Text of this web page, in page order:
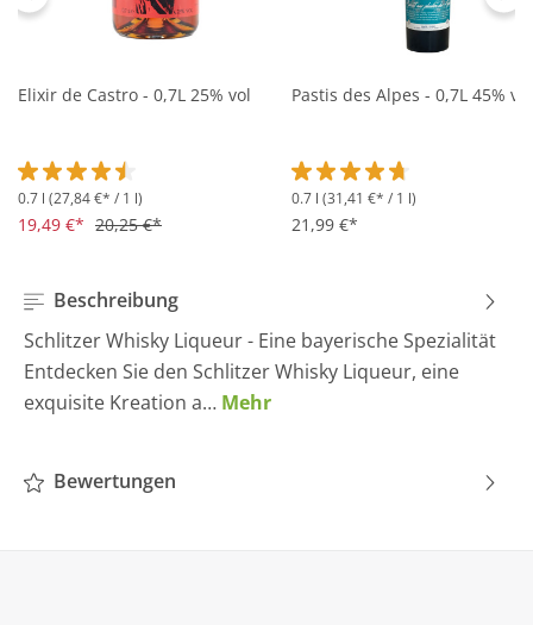
Elixir de Castro - 0,7L 25% vol
Durchschnittliche Bewertung von 4.5 von 5 Sternen
0.7 l (27,84 €* / 1 l)
19,49 €* 20,25 €*
Pastis des Alpes - 0,7L 45% vol
Durchschnittliche
0.7 l (31,41 €* / 1 l)
21,99 €*
Beschreibung
Schlitzer Whisky Liqueur - Eine bayerische Spezialität
Entdecken Sie den Schlitzer Whisky Liqueur, eine
exquisite Kreation a… Mehr
Bewertungen